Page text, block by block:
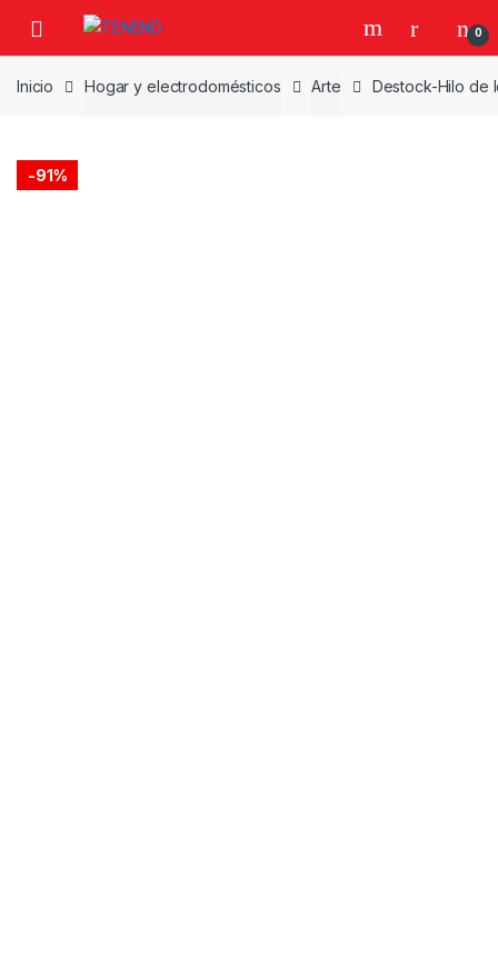
navigation
content
0
Inicio Hogar y electrodomésticos Arte Destock-Hilo de
-91%